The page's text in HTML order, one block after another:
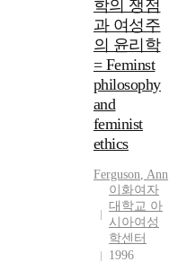
학의 쟁점
과 여성주
의 윤리학
= Feminst
philosophy
and
feminist
ethics
Ferguson, Ann
이화여자
대학교 아
시아여성
학센터
1996